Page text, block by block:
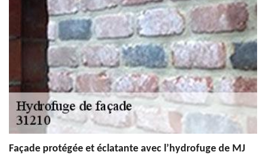
Façade protégée et éclatante avec l’hydrofuge de MJ